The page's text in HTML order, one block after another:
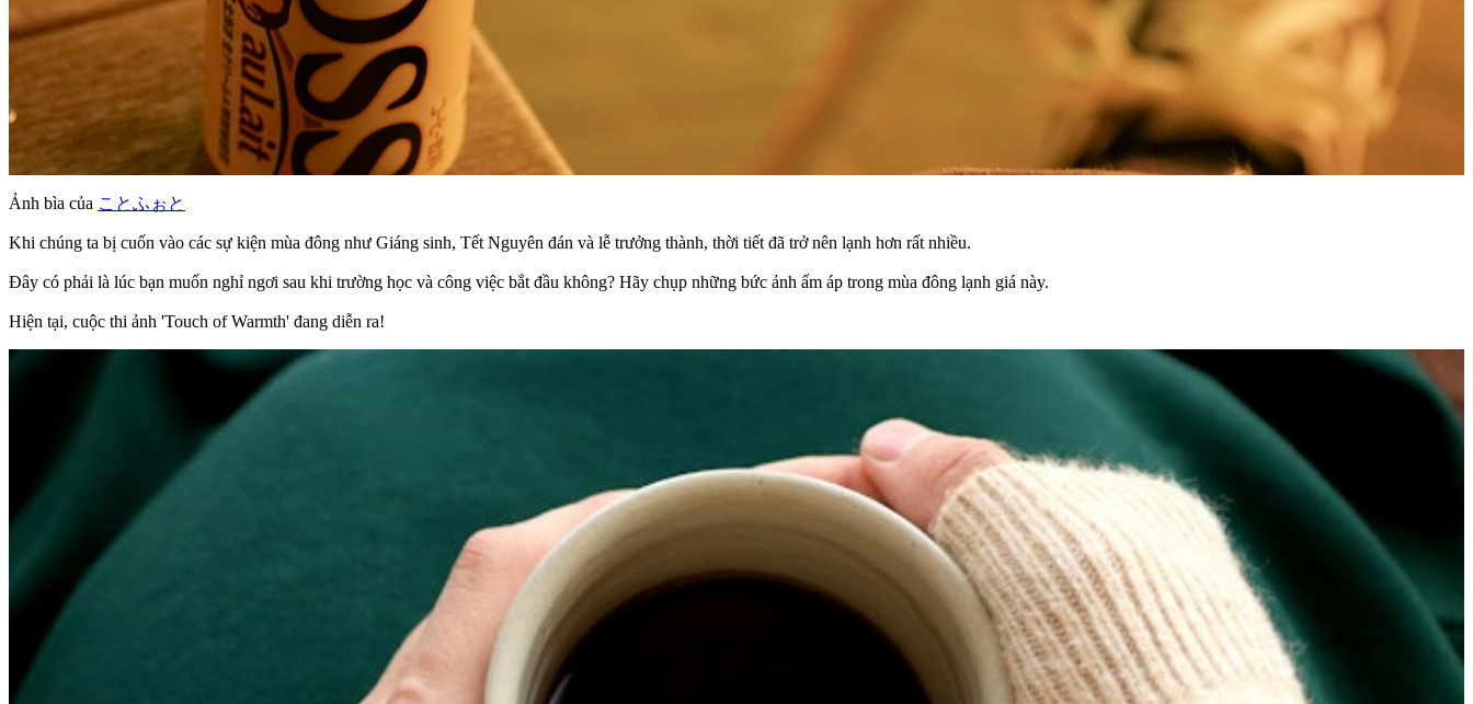
Ảnh bìa của ことふぉと
Khi chúng ta bị cuốn vào các sự kiện mùa đông như Giáng sinh, Tết Nguyên đán và lễ trưởng thành, thời tiết đã trở nên lạnh hơn rất nhiều.
Đây có phải là lúc bạn muốn nghỉ ngơi sau khi trường học và công việc bắt đầu không? Hãy chụp những bức ảnh ấm áp trong mùa đông lạnh giá này.
Hiện tại, cuộc thi ảnh 'Touch of Warmth' đang diễn ra!